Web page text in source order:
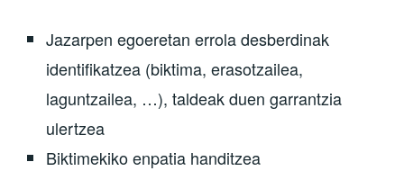
Jazarpen egoeretan errola desberdinak
identifikatzea (biktima, erasotzailea,
laguntzailea, …), taldeak duen garrantzia
ulertzea
Biktimekiko enpatia handitzea